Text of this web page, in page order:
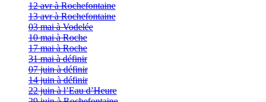
12 avr à Rochefontaine
13 avr à Rochefontaine
03 mai à Vodelée
10 mai à Roche
17 mai à Roche
31 mai à définir
07 juin à définir
14 juin à définir
22 juin à l’Eau d’Heure